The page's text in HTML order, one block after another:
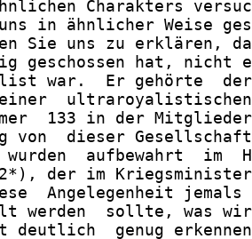
Charakters
in ähnlicher Weise
Sie uns zu erklären,
geschossen hat, nicht
war.  Er gehörte
133 in der
von  dieser
wurden  aufbewahrt  im
der im
Angelegenheit
werden  sollte, was
deutlich  genug